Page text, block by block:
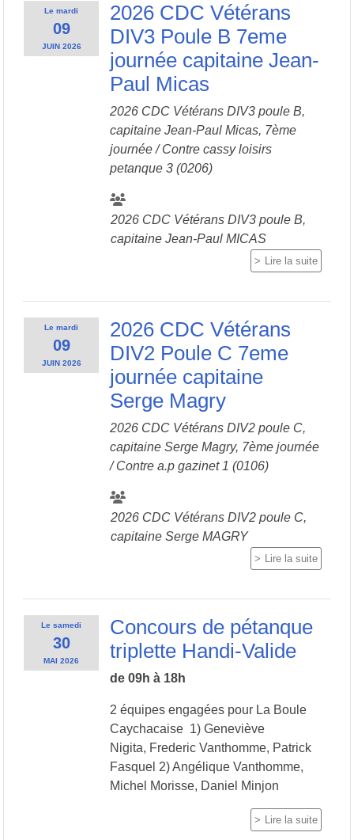
Lemardi
09
JUIN 2026
2026 CDC Vétérans
DIV3 Poule B 7eme
journée capitaine Jean-
Paul Micas
2026 CDC Vétérans DIV3 poule B,
capitaine Jean-Paul Micas, 7ème
journée / Contre cassy loisirs
petanque 3 (0206)
2026 CDC Vétérans DIV3 poule B,
capitaine Jean-Paul MICAS
Lire la suite
Lemardi
09
JUIN 2026
2026 CDC Vétérans
DIV2 Poule C 7eme
journée capitaine
Serge Magry
2026 CDC Vétérans DIV2 poule C,
capitaine Serge Magry, 7ème journée
/ Contre a.p gazinet 1 (0106)
2026 CDC Vétérans DIV2 poule C,
capitaine Serge MAGRY
Lire la suite
Lesamedi
30
MAI 2026
Concours de pétanque
triplette Handi-Valide
de 09h à 18h
2 équipes engagées pour La Boule
Caychacaise 1) Geneviève
Nigita, Frederic Vanthomme, Patrick
Fasquel 2) Angélique Vanthomme,
Michel Morisse, Daniel Minjon
Lire la suite